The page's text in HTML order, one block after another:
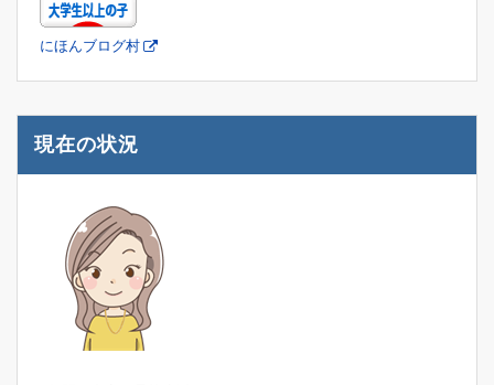
にほんブログ村
現在の状況